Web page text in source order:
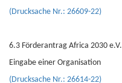
(Drucksache Nr.: 26609-22)
6.3 Förderantrag Africa 2030
Eingabe einer Organisation
(Drucksache Nr.: 26614-22)